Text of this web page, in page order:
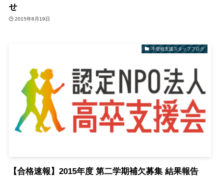
せ
2015年8月19日
不登校支援スタッフブログ
【合格速報】2015年度 第二学期補欠募集 結果報告